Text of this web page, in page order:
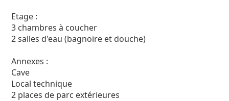
Etage :
3 chambres à coucher
2 salles d'eau (bagnoire et douche)
Annexes :
Cave
Local technique
2 places de parc extérieures